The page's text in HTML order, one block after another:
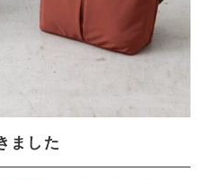
ました